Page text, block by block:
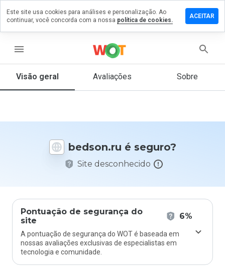
menu
Visão geral Avaliações Sobre
bedson.ru é seguro?
Site desconhecido
Pontuação de segurança do
site
6%
A pontuação de segurança do WOT é baseada em
nossas avaliações exclusivas de especialistas em
tecnologia e comunidade.
um
que
Este site usa cookies para análises e personalização. Ao
continuar, você concorda com a nossa política de cookies.
ACEITAR